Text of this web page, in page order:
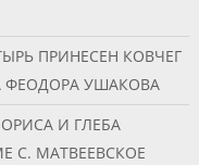
ПРИНЕСЕН КОВЧЕГ
УШАКОВА
И ГЛЕБА
С. МАТВЕЕВСКОЕ